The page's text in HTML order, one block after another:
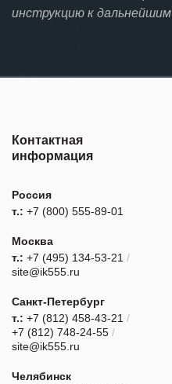
инструкцию к
Контактная
информация
Россия
т.: +7 (800) 555-89-01
Москва
т.: +7 (495) 134-53-21 /
site@ik555.ru
Санкт-Петербург
т.: +7 (812) 458-43-21 /
+7 (812) 748-24-55 /
site@ik555.ru
Челябинск